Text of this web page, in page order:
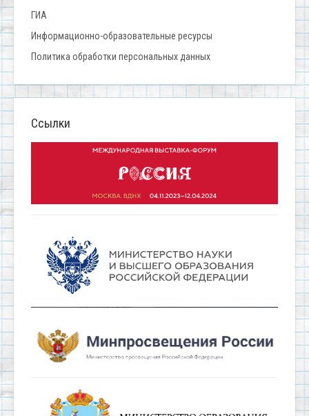
ГИА
Информационно-образовательные ресурсы
Политика обработки персональных данных
Ссылки